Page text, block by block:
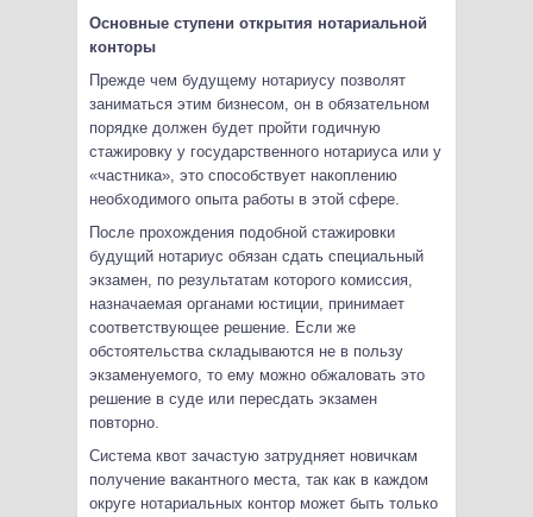
Основные ступени открытия нотариальной
конторы
Прежде чем будущему нотариусу позволят
заниматься этим бизнесом, он в обязательном
порядке должен будет пройти годичную
стажировку у государственного нотариуса или у
«частника», это способствует накоплению
необходимого опыта работы в этой сфере.
После прохождения подобной стажировки
будущий нотариус обязан сдать специальный
экзамен, по результатам которого комиссия,
назначаемая органами юстиции, принимает
соответствующее решение. Если же
обстоятельства складываются не в пользу
экзаменуемого, то ему можно обжаловать это
решение в суде или пересдать экзамен
повторно.
Система квот зачастую затрудняет новичкам
получение вакантного места, так как в каждом
округе нотариальных контор может быть только